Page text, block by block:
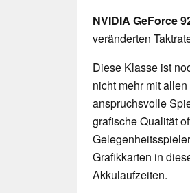
NVIDIA GeForce
veränderten
Diese Klasse ist
nicht mehr mit
anspruchsvolle
grafische Qualität
Grafikkarten in
Akkulaufzeiten.